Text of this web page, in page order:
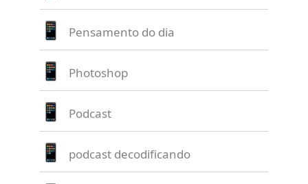
Pensamento do dia
Photoshop
Podcast
podcast decodificando